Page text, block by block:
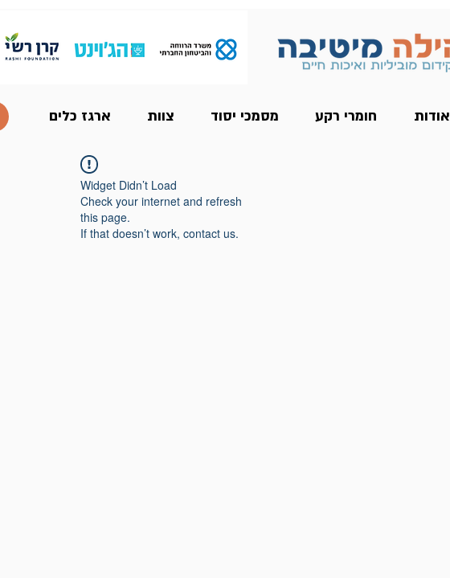
אודות חומרי רקע מסמכי יסוד צוות ארגז כלים
Widget Didn’t Load
Check your internet and refresh
this page.
If that doesn’t work, contact us.